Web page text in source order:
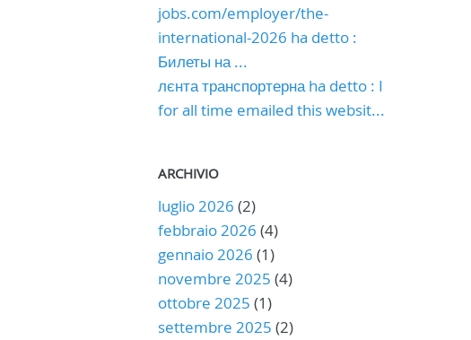
jobs.com/employer/the-
international-2026 ha detto :
Билеты на ...
лєнта транспортерна ha detto : I
for all time emailed this websit...
ARCHIVIO
luglio 2026 (2)
febbraio 2026 (4)
gennaio 2026 (1)
novembre 2025 (4)
ottobre 2025 (1)
settembre 2025 (2)